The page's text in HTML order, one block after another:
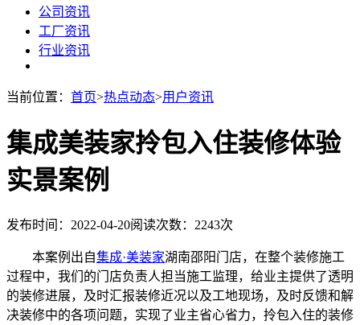
公司资讯
工厂资讯
行业资讯
当前位置： 首页>热点动态>用户资讯
集成美装家拎包入住装修体验
实景案例
发布时间：2022-04-20阅读次数：2243次
本案例出自集成·美装家湖南邵阳门店，在整个装修施工
过程中，我们的门店负责人担当施工监理，给业主提供了透明
的装修进展，及时汇报装修近况以及工地现场，及时反馈和解
决装修中的各项问题，实现了业主省心省力，拎包入住的装修